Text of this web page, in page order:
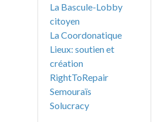
La Bascule-Lobby
La Coordonatique
Lieux: soutien et
RightToRepair
Semouraïs
Solucracy